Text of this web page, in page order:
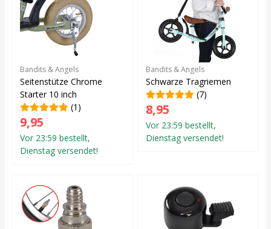
Bandits & Angels
Seitenstütze Chrome
Starter 10 inch
(1)
9,95
Vor 23:59 bestellt,
Dienstag versendet!
Bandits & Angels
Schwarze Tragriemen
(7)
8,95
Vor 23:59 bestellt,
Dienstag versendet!